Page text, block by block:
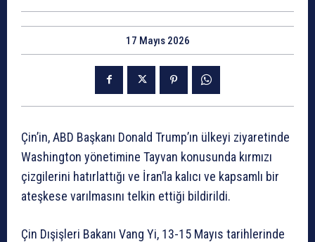
17 Mayıs 2026
Çin’in, ABD Başkanı Donald Trump’ın ülkeyi ziyaretinde
Washington yönetimine Tayvan konusunda kırmızı
çizgilerini hatırlattığı ve İran’la kalıcı ve kapsamlı bir
ateşkese varılmasını telkin ettiği bildirildi.
Çin Dışişleri Bakanı Vang Yi, 13-15 Mayıs tarihlerinde